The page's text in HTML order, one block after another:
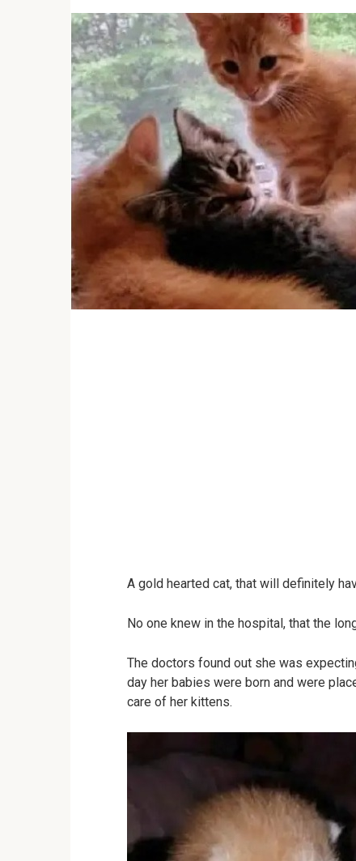
A gold hearted cat, that will definitely
No one knew in the hospital, that the
The doctors found out she was
day her babies were born and were
care of her kittens.